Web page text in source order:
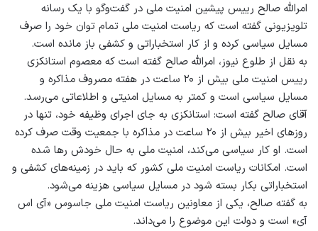
امرالله صالح رییس پیشین امنیت ملی در گفت‌وگو با یک رسانه
تلویزیونی گفته است که ریاست امنیت ملی تمام توان خود را صرف
مسایل سیاسی کرده و از کار استخباراتی و کشفی باز مانده است.
به نقل از طلوع نیوز، امرالله صالح گفته است که معصوم استانکزی
رییس امنیت ملی بیش از ۲۰ ساعت در هفته مصروف مذاکره و
مسایل سیاسی است و کمتر به مسایل امنیتی و اطلاعاتی می‌رسد.
آقای صالح گفته است: استانکزی به جای اجرای وظیفه خود، تنها در
روزهای اخیر بیش از ۲۰ ساعت در مذاکره با جمعیت وقت صرف کرده
است. او کار سیاسی می‌کند، امنیت ملی به حال خودش رها شده
است. امكانات رياست امنيت ملى كشور كه بايد در زمينه‌هاى كشفى و
استخباراتى بكار بسته شود در مسايل سياسى هزينه مى‌شود.
به گفته صالح، یکی از معاونین ریاست امنیت ملی جاسوس «آی اس
آی» است و دولت این موضوع را می‌داند.